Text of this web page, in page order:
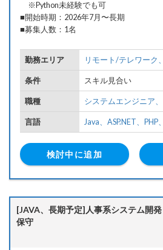
※Python未経験でも可
■開始時期：2026年7月〜長期
■募集人数：1名
勤務エリア リモート/テレワーク、
条件 スキル見合い
職種 システムエンジニア、
言語 Java、 ASP.NET、 PHP、
検討中に追加
[JAVA、長期予定]人事系システム開発
保守